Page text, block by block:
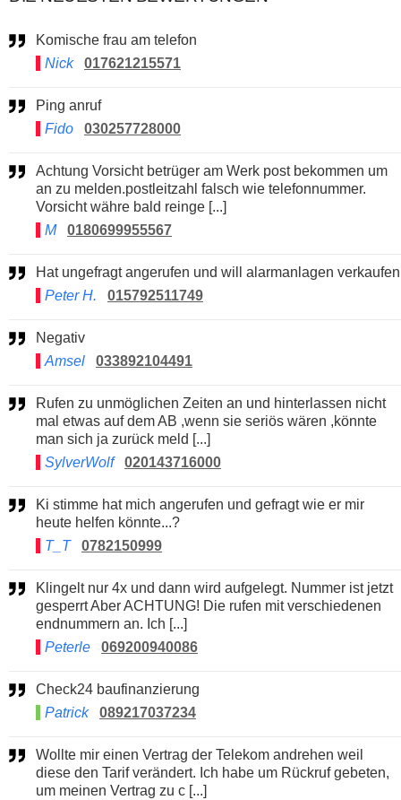
Komische frau am telefon
Nick
017621215571
Ping anruf
Fido
030257728000
Achtung Vorsicht betrüger am Werk post bekommen um
an zu melden.postleitzahl falsch wie telefonnummer.
Vorsicht währe bald reinge [...]
M
0180699955567
Hat ungefragt angerufen und will alarmanlagen verkaufen
Peter H.
015792511749
Negativ
Amsel
033892104491
Rufen zu unmöglichen Zeiten an und hinterlassen nicht
mal etwas auf dem AB ,wenn sie seriös wären ,könnte
man sich ja zurück meld [...]
SylverWolf
020143716000
Ki stimme hat mich angerufen und gefragt wie er mir
heute helfen könnte...?
T_T
0782150999
Klingelt nur 4x und dann wird aufgelegt. Nummer ist jetzt
gesperrt Aber ACHTUNG! Die rufen mit verschiedenen
endnummern an. Ich [...]
Peterle
069200940086
Check24 baufinanzierung
Patrick
089217037234
Wollte mir einen Vertrag der Telekom andrehen weil
diese den Tarif verändert. Ich habe um Rückruf gebeten,
um meinen Vertrag zu c [...]